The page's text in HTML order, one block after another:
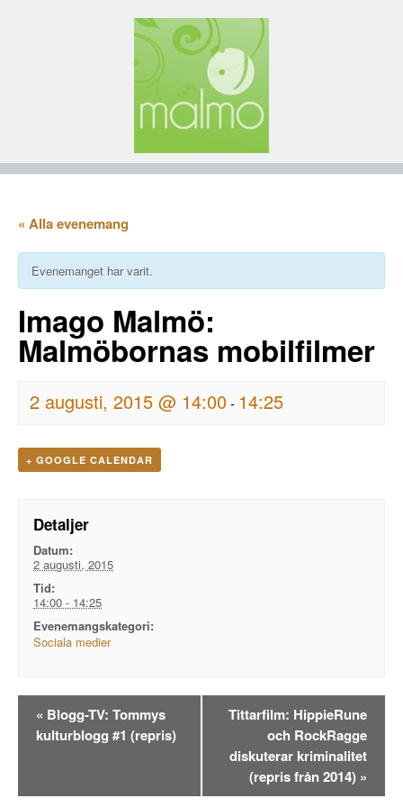
« Alla evenemang
Evenemanget har varit.
Imago Malmö:
Malmöbornas mobilfilmer
2 augusti, 2015 @ 14:00- 14:25
+ GOOGLE CALENDAR
Detaljer
Datum:
2 augusti, 2015
Tid:
14:00 - 14:25
Evenemangskategori:
Sociala medier
Evenemangsnavigation
« Blogg-TV: Tommys
kulturblogg #1 (repris)
Tittarfilm: HippieRune
och RockRagge
diskuterar kriminalitet
(repris från 2014) »